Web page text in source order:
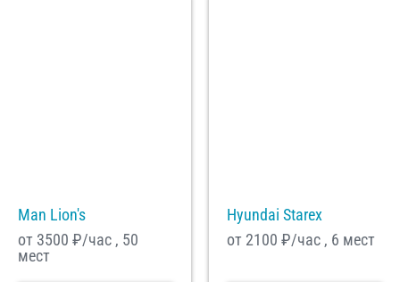
Man Lion's
от 3500 ₽/час , 50
мест
Hyundai Starex
от 2100 ₽/час , 6 мест